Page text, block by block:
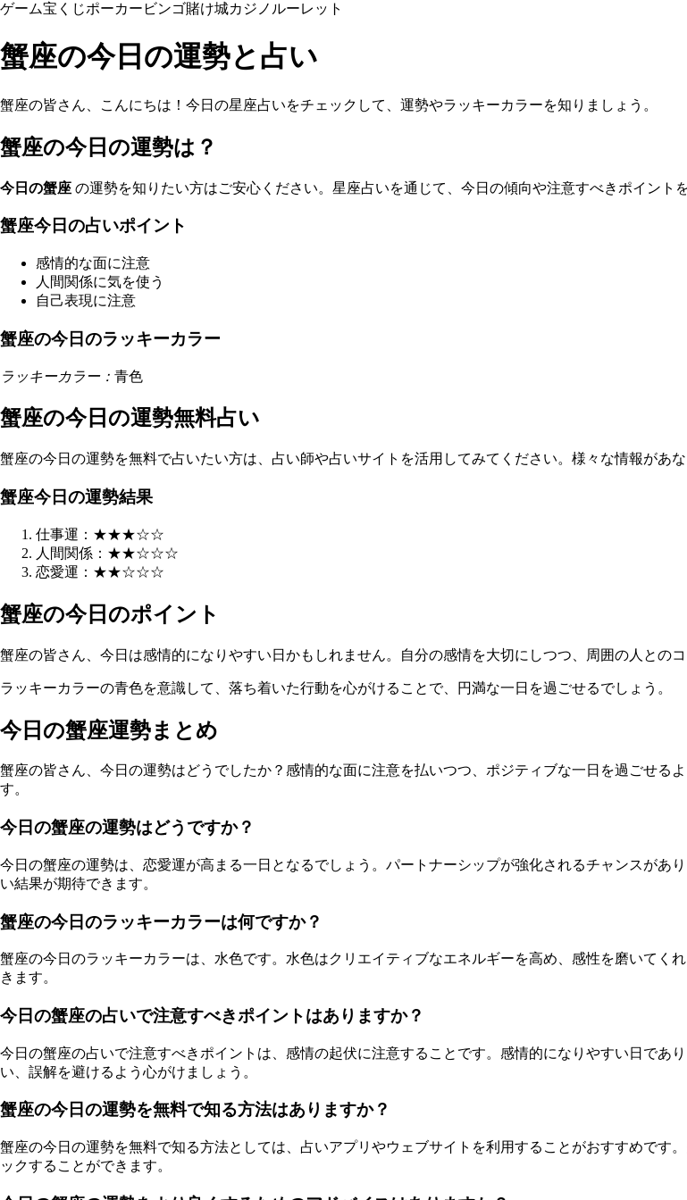
ゲーム宝くじポーカー ビンゴ賭け城カジノ ルーレット
蟹座の今日の運勢と占い
蟹座の皆さん、こんにちは！今日の星座占いをチェックして、運勢やラッキーカラーを知りましょう。
蟹座の今日の運勢は？
今日の蟹座 の運勢を知りたい方はご安心ください。星座占いを通じて、今日の傾向や注意すべきポイント
蟹座今日の占いポイント
感情的な面に注意
人間関係に気を使う
自己表現に注意
蟹座の今日のラッキーカラー
ラッキーカラー： 青色
蟹座の今日の運勢無料占い
蟹座の今日の運勢を無料で占いたい方は、占い師や占いサイトを活用してみてください。様々な情報があ
蟹座今日の運勢結果
仕事運：★★★☆☆
人間関係：★★☆☆☆
恋愛運：★★☆☆☆
蟹座の今日のポイント
蟹座の皆さん、今日は感情的になりやすい日かもしれません。自分の感情を大切にしつつ、周囲の人との
ラッキーカラーの青色を意識して、落ち着いた行動を心がけることで、円満な一日を過ごせるでしょう。
今日の蟹座運勢まとめ
蟹座の皆さん、今日の運勢はどうでしたか？感情的な面に注意を払いつつ、ポジティブな一日を過ごせ
す。
今日の蟹座の運勢はどうですか？
今日の蟹座の運勢は、恋愛運が高まる一日となるでしょう。パートナーシップが強化されるチャンスがあ
い結果が期待できます。
蟹座の今日のラッキーカラーは何ですか？
蟹座の今日のラッキーカラーは、水色です。水色はクリエイティブなエネルギーを高め、感性を磨いて
きます。
今日の蟹座の占いで注意すべきポイントはありますか？
今日の蟹座の占いで注意すべきポイントは、感情の起伏に注意することです。感情的になりやすい日であ
い、誤解を避けるよう心がけましょう。
蟹座の今日の運勢を無料で知る方法はありますか？
蟹座の今日の運勢を無料で知る方法としては、占いアプリやウェブサイトを利用することがおすすめです
ックすることができます。